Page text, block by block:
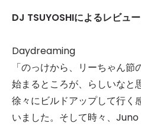
DJ TSUYOSHIによるレビュ
Daydreaming
「のっけから、リーちゃん
始まるところが、らしいなと
徐々にビルドアップして行く
いました。そして時々、